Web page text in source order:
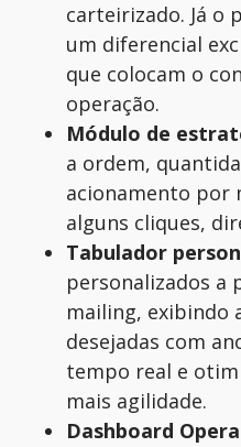
carteirizado. Já o
um diferencial
que colocam o
operação.
Módulo de
a ordem,
acionamento por
alguns cliques,
Tabulador
personalizados a
mailing, exibindo
desejadas com
tempo real e
mais agilidade.
Dashboard